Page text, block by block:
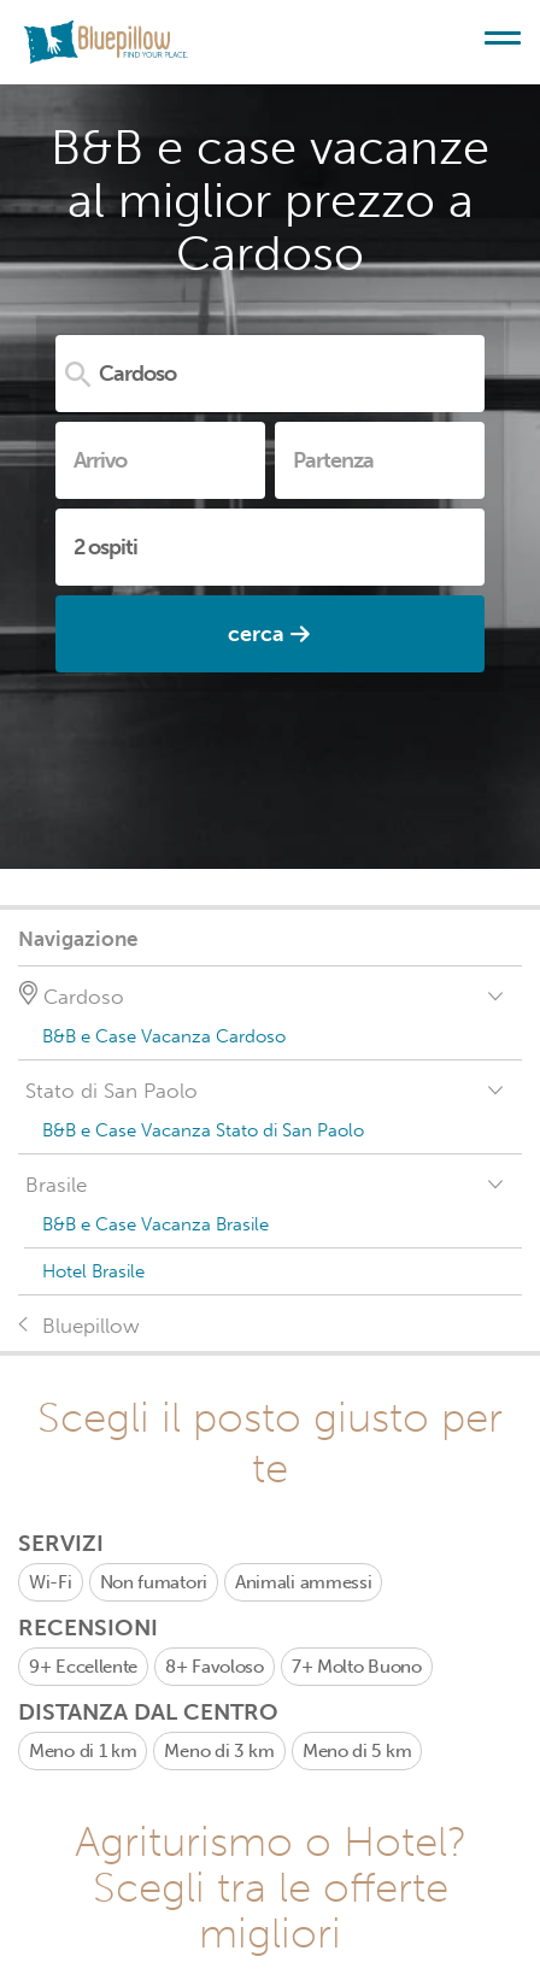
B&B e case vacanze
al miglior prezzo a
Cardoso
cerca
Navigazione
Cardoso
B&B e Case Vacanza Cardoso
Stato di San Paolo
B&B e Case Vacanza Stato di San Paolo
Brasile
B&B e Case Vacanza Brasile
Hotel Brasile
Bluepillow
Scegli il posto giusto per
te
SERVIZI
Wi-Fi Non fumatori Animali ammessi
RECENSIONI
9+ Eccellente 8+ Favoloso 7+ Molto Buono
DISTANZA DAL CENTRO
Meno di 1 km Meno di 3 km Meno di 5 km
Agriturismo o Hotel?
Scegli tra le offerte
migliori